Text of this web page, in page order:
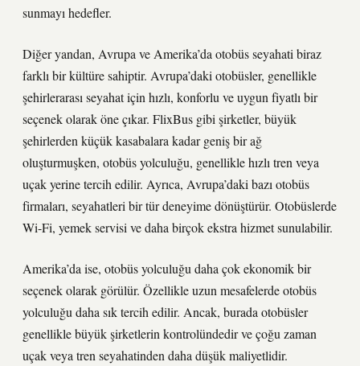
sunmayı hedefler.
Diğer yandan, Avrupa ve Amerika’da otobüs seyahati biraz
farklı bir kültüre sahiptir. Avrupa’daki otobüsler, genellikle
şehirlerarası seyahat için hızlı, konforlu ve uygun fiyatlı bir
seçenek olarak öne çıkar. FlixBus gibi şirketler, büyük
şehirlerden küçük kasabalara kadar geniş bir ağ
oluşturmuşken, otobüs yolculuğu, genellikle hızlı tren veya
uçak yerine tercih edilir. Ayrıca, Avrupa’daki bazı otobüs
firmaları, seyahatleri bir tür deneyime dönüştürür. Otobüslerde
Wi-Fi, yemek servisi ve daha birçok ekstra hizmet sunulabilir.
Amerika’da ise, otobüs yolculuğu daha çok ekonomik bir
seçenek olarak görülür. Özellikle uzun mesafelerde otobüs
yolculuğu daha sık tercih edilir. Ancak, burada otobüsler
genellikle büyük şirketlerin kontrolündedir ve çoğu zaman
uçak veya tren seyahatinden daha düşük maliyetlidir.